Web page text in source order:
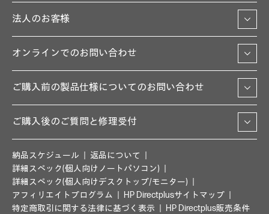
法人のお客様
オンラインでのお問い合わせ
ご購入前の製品仕様についてのお問い合わせ
ご購入後のご質問と修理受付
納品スケジュール
返品について
詳細スペック(個人向けノートパソコン)
詳細スペック(個人向けデスクトップ/モニター)
アフィリエイトプログラム
HP Directplusサイトマップ
特定商取引に関する法律に基づく表示
HP Directplus販売条件